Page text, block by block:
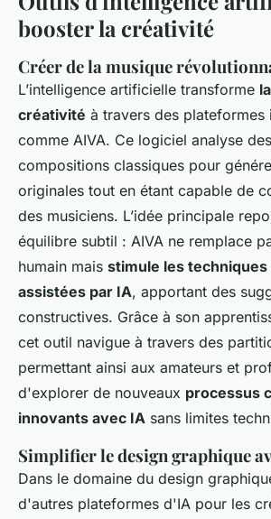
booster la créativité
Créer de la musique
L’intelligence artificielle transforme
créativité à travers des plateformes
comme AIVA. Ce logiciel analyse
compositions classiques pour
originales tout en étant capable de
des musiciens. L’idée principale
équilibre subtil : AIVA ne remplace
humain mais stimule les
assistées par IA, apportant des
constructives. Grâce à son
cet outil navigue à travers des
permettant ainsi aux amateurs et
d'explorer de nouveaux processus
innovants avec IA sans limites
Simplifier le design graphique
Dans le domaine du design
d'autres plateformes d'IA pour les